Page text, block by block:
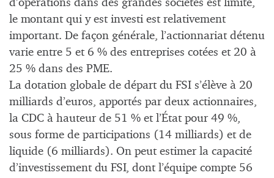
d’opérations dans des grandes sociétés est limité,
le montant qui y est investi est relativement
important. De façon générale, l’actionnariat détenu
varie entre 5 et 6 % des entreprises cotées et 20 à
25 % dans des PME.
La dotation globale de départ du FSI s’élève à 20
milliards d’euros, apportés par deux actionnaires,
la CDC à hauteur de 51 % et l’État pour 49 %,
sous forme de participations (14 milliards) et de
liquide (6 milliards). On peut estimer la capacité
d’investissement du FSI, dont l’équipe compte 56